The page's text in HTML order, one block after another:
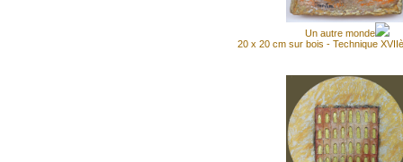
Un autre monde
20 x 20 cm sur bois - Technique